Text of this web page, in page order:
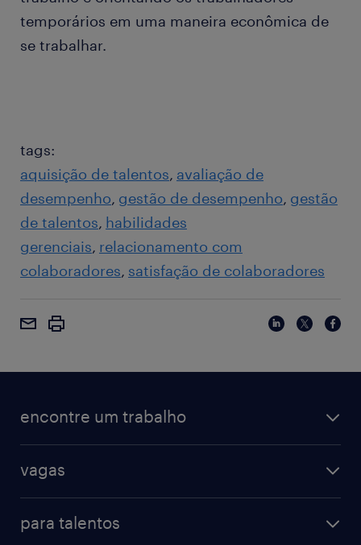
temporários em uma maneira econômica de
se trabalhar.
tags:
aquisição de talentos avaliação de
desempenho gestão de desempenho gestão
de talentos habilidades
gerenciais relacionamento com
colaboradores satisfação de colaboradores
encontre um trabalho
vagas
para talentos